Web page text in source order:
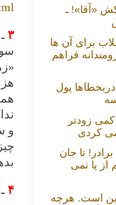
۳ ـ
و
۴ ـ
«آقا»! ـ
برای آن ها
فراهم
پول
زودتر
می کردی
تا جان
از پا نمی
است. هرچه